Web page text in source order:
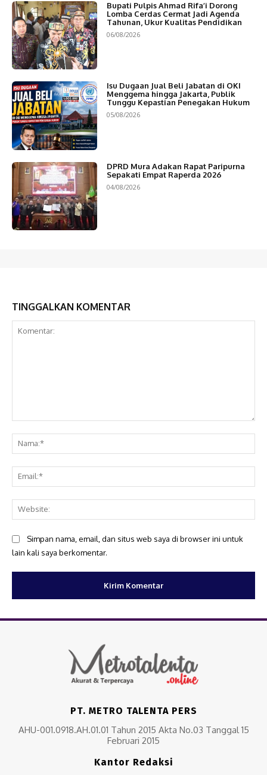
Bupati Pulpis Ahmad Rifa’i Dorong
Lomba Cerdas Cermat Jadi Agenda
Tahunan, Ukur Kualitas Pendidikan
06/08/2026
Isu Dugaan Jual Beli Jabatan di OKI
Menggema hingga Jakarta, Publik
Tunggu Kepastian Penegakan Hukum
05/08/2026
DPRD Mura Adakan Rapat Paripurna
Sepakati Empat Raperda 2026
04/08/2026
TINGGALKAN KOMENTAR
Simpan nama, email, dan situs web saya di browser ini untuk
lain kali saya berkomentar.
PT. METRO TALENTA PERS
AHU-001.0918.AH.01.01 Tahun 2015 Akta No.03 Tanggal 15
Februari 2015
Kantor Redaksi